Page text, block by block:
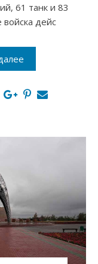
61 танк и 83
войска дейс